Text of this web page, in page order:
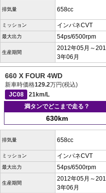
排気量 658cc
ミッション インパネCVT
最大出力 54ps/6500rpm
生産期間
2012年05月～201
3年06月
660 X FOUR 4WD
新車時価格129.2万円(税込)
JC08
21km/L
満タンでどこまで走る？
630km
排気量 658cc
ミッション インパネCVT
最大出力 54ps/6500rpm
生産期間
2012年05月～201
3年06月